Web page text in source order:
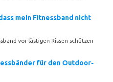
mein Fitnessband nicht
vor lästigen Rissen schützen
für den Outdoor-